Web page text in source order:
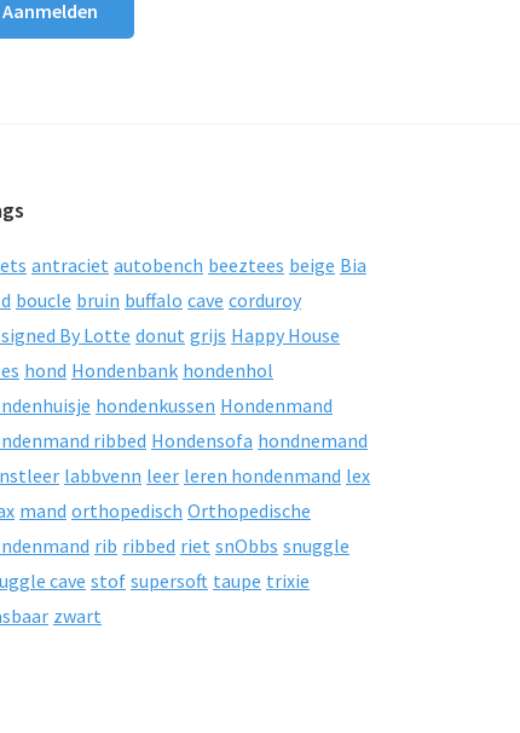
antraciet autobench beeztees beige Bia
boucle bruin buffalo cave corduroy
By Lotte donut grijs Happy House
hond Hondenbank hondenhol
hondenkussen Hondenmand
ribbed Hondensofa hondnemand
labbvenn leer leren hondenmand lex
mand orthopedisch Orthopedische
rib ribbed riet snObbs snuggle
cave stof supersoft taupe trixie
zwart